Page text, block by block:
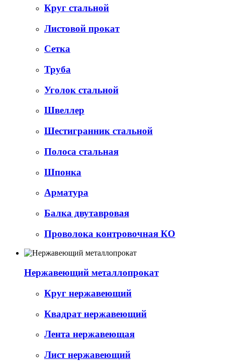
Круг стальной
Листовой прокат
Сетка
Труба
Уголок стальной
Швеллер
Шестигранник стальной
Полоса стальная
Шпонка
Арматура
Балка двутавровая
Проволока контровочная КО
Нержавеющий металлопрокат
Круг нержавеющий
Квадрат нержавеющий
Лента нержавеющая
Лист нержавеющий